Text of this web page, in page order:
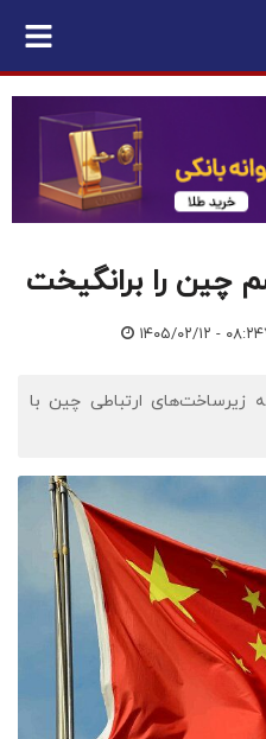
چین را برانگیخت
۱۴۰۵/۰۲/۱۲ - ۰۸:۲۴
زیرساخت‌های ارتباطی چین با